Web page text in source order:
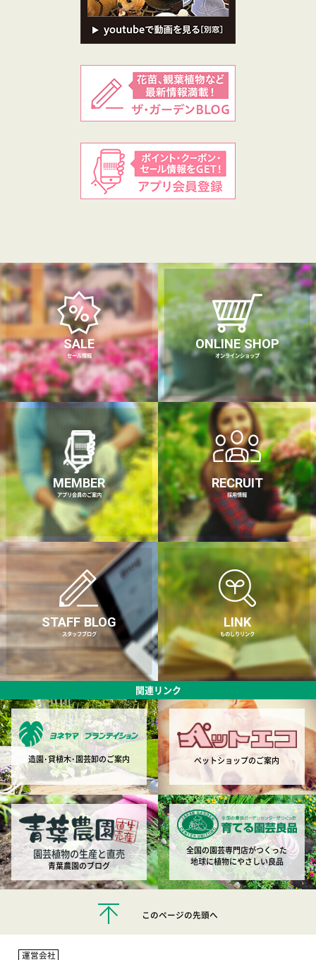
SALE
セール情報
ONLINE SHOP
オンラインショップ
MEMBER
アプリ会員のご案内
RECRUIT
採用情報
STAFF BLOG
スタッフブログ
LINK
ものしりリンク
関連リンク
造園･貸植木･園芸卸のご案内 ペットショップのご案内
園芸植物の生産と直売
青葉農園のブログ
全国の園芸専門店がつくった
地球に植物にやさしい良品
このページの先頭へ
運営会社